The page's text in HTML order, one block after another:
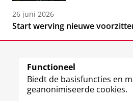
26 juni 2026
Start werving nieuwe
Functioneel
Biedt de basisfuncties en
geanonimiseerde cookies.